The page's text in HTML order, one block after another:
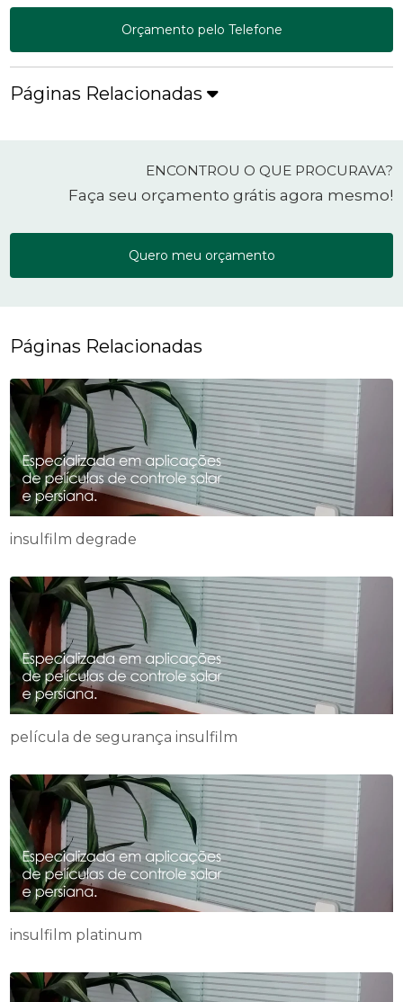
Orçamento pelo Telefone
Páginas Relacionadas
ENCONTROU O QUE PROCURAVA?
Faça seu orçamento grátis agora mesmo!
Quero meu orçamento
Páginas Relacionadas
insulfilm degrade
película de segurança insulfilm
insulfilm platinum